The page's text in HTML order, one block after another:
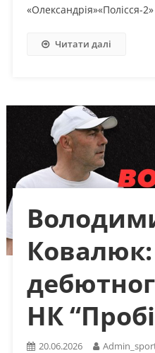
«Олександрія»«Полісся-
Читати далі
НК
20.06.2026